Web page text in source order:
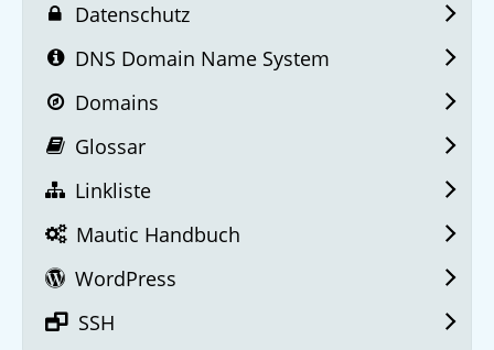
Datenschutz
DNS Domain Name System
Domains
Glossar
Linkliste
Mautic Handbuch
WordPress
SSH